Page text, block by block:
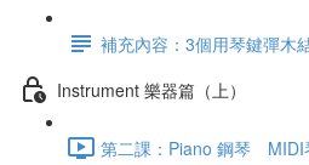
補充內容：3個用琴鍵彈木
Instrument 樂器篇（上）
第二課：Piano 鋼琴 MIDI